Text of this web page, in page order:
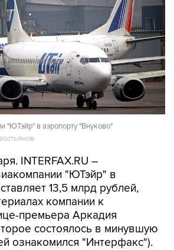
"ЮТэйр" в аэропорту "Внуково"
INTERFAX.RU –
"ЮТэйр" в
13,5 млрд рублей,
компании к
премьера Аркадия
состоялось в минувшую
ознакомился "Интерфакс").